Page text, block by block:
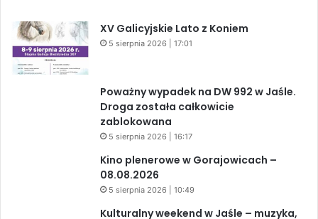
XV Galicyjskie Lato z Koniem
5 sierpnia 2026 | 17:01
Poważny wypadek na DW 992 w Jaśle.
Droga została całkowicie
zablokowana
5 sierpnia 2026 | 16:17
Kino plenerowe w Gorajowicach –
08.08.2026
5 sierpnia 2026 | 10:49
Kulturalny weekend w Jaśle – muzyka,